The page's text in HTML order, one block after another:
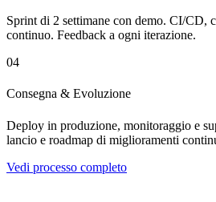
Sprint di 2 settimane con demo. CI/CD,
continuo. Feedback a ogni iterazione.
04
Consegna & Evoluzione
Deploy in produzione, monitoraggio e
lancio e roadmap di miglioramenti
Vedi processo completo